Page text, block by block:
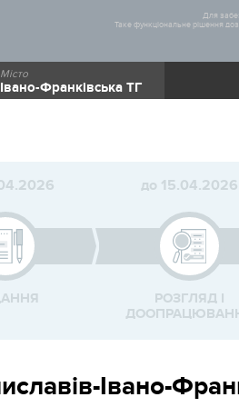
Для
Таке функціональне рішення
Місто
Івано-Франківська ТГ
до 15.04.2026
РОЗГЛЯД І
Івано-